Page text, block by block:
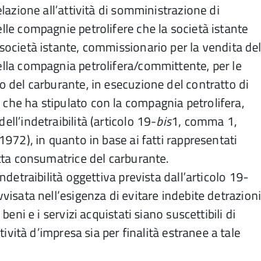
all’attività di somministrazione di
compagnie petrolifere che la società istante
istante, commissionario per la vendita del
compagnia petrolifera/committente, per le
del carburante, in esecuzione del contratto di
ha stipulato con la compagnia petrolifera,
(articolo 19-bis1, comma 1,
in quanto in base ai fatti rappresentati
consumatrice del carburante.
oggettiva prevista dall’articolo 19-
nell’esigenza di evitare indebite detrazioni
e i servizi acquistati siano suscettibili di
d’impresa sia per finalità estranee a tale